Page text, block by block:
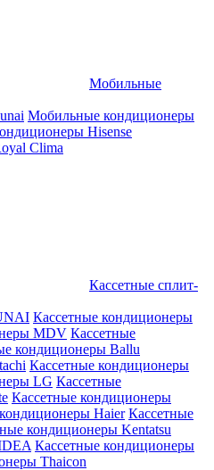
Мобильные
Мобильные кондиционеры
Hisense
Clima
Кассетные сплит-
Кассетные кондиционеры
MDV Кассетные
кондиционеры Ballu
Кассетные кондиционеры
LG Кассетные
Кассетные кондиционеры
Haier Кассетные
кондиционеры Kentatsu
Кассетные кондиционеры
Thaicon